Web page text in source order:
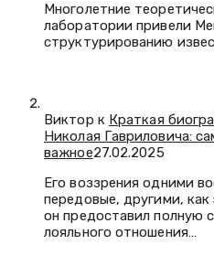
Многолетние
лаборатории привели
структурированию
Виктор к Краткая
Николая Гавриловича:
важное27.02.2025
Его воззрения одними
передовые, другими, как
он предоставил полную
лояльного отношения…